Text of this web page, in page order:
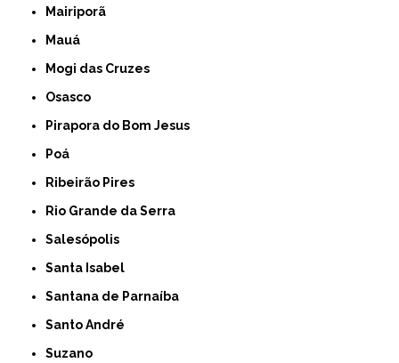
Mairiporã
Mauá
Mogi das Cruzes
Osasco
Pirapora do Bom Jesus
Poá
Ribeirão Pires
Rio Grande da Serra
Salesópolis
Santa Isabel
Santana de Parnaíba
Santo André
Suzano